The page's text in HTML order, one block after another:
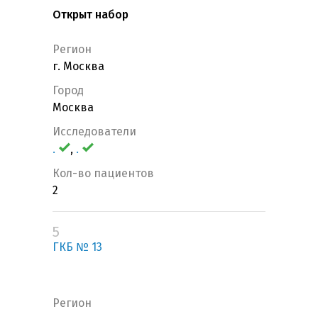
Открыт набор
Регион
г. Москва
Город
Москва
Исследователи
.
, .
Кол-во пациентов
2
5
ГКБ № 13
Регион